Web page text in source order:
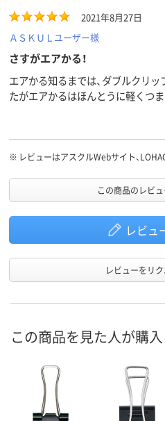
2021年8月27日
ＡＳＫＵＬユーザー様
さすがエアかる！
エアかる知るまでは、ダブルクリ
たがエアかるはほんとうに軽くつ
※ レビューはアスクルWebサイト、
この商品のレビ
レビュ
レビューをリ
この商品を見た人が購